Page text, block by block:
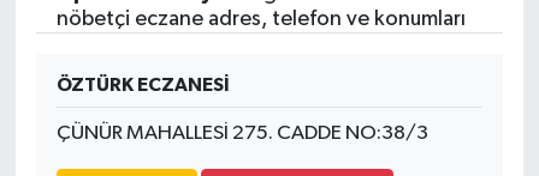
nöbetçi eczane adres, telefon ve konumları
ÖZTÜRK ECZANESİ
ÇÜNÜR MAHALLESİ 275. CADDE NO:38/3